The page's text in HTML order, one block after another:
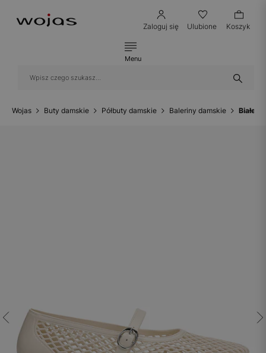
Zaloguj się Ulubione Koszyk
Menu
Wojas Buty damskie Półbuty damskie Baleriny damskie Białe